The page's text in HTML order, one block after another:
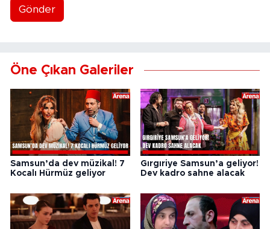
Gönder
Öne Çıkan Galeriler
Samsun’da dev müzikal! 7
Kocalı Hürmüz geliyor
Gırgıriye Samsun’a geliyor!
Dev kadro sahne alacak